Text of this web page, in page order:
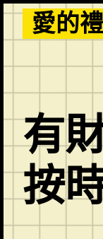
Skip
to
content
愛的
有
按